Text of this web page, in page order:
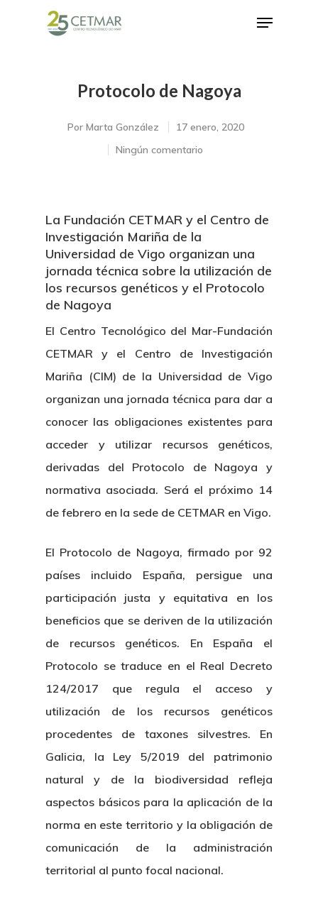
Hit enter to search or ESC to close
Protocolo de Nagoya
Por Marta González
17 enero, 2020
Ningún comentario
La Fundación CETMAR y el Centro de
Investigación Mariña de la
Universidad de Vigo organizan una
jornada técnica sobre la utilización de
los recursos genéticos y el Protocolo
de Nagoya
El Centro Tecnológico del Mar-Fundación
CETMAR y el Centro de Investigación
Mariña (CIM) de la Universidad de Vigo
organizan una jornada técnica para dar a
conocer las obligaciones existentes para
acceder y utilizar recursos genéticos,
derivadas del Protocolo de Nagoya y
normativa asociada. Será el próximo 14
de febrero en la sede de CETMAR en Vigo.
El Protocolo de Nagoya, firmado por 92
países incluido España, persigue una
participación justa y equitativa en los
beneficios que se deriven de la utilización
de recursos genéticos. En España el
Protocolo se traduce en el Real Decreto
124/2017 que regula el acceso y
utilización de los recursos genéticos
procedentes de taxones silvestres. En
Galicia, la Ley 5/2019 del patrimonio
natural y de la biodiversidad refleja
aspectos básicos para la aplicación de la
norma en este territorio y la obligación de
comunicación de la administración
territorial al punto focal nacional.